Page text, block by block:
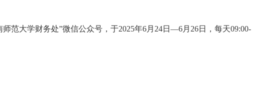
范大学财务处”微信公众号，于2025年6月24日—6月26日，每天09:00-